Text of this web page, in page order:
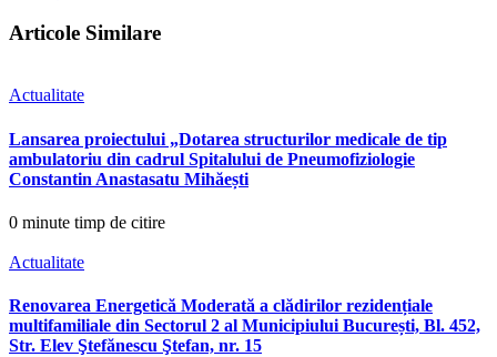
Articole Similare
Actualitate
Lansarea proiectului „Dotarea structurilor medicale de tip
ambulatoriu din cadrul Spitalului de Pneumofiziologie
Constantin Anastasatu Mihăești
0 minute timp de citire
Actualitate
Renovarea Energetică Moderată a clădirilor rezidențiale
multifamiliale din Sectorul 2 al Municipiului București, Bl. 452,
Str. Elev Ştefănescu Ştefan, nr. 15